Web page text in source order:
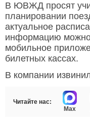
В ЮВЖД просят
планировании
актуальное
информацию
мобильное
билетных кассах.
В компании
Читайте нас:
Max